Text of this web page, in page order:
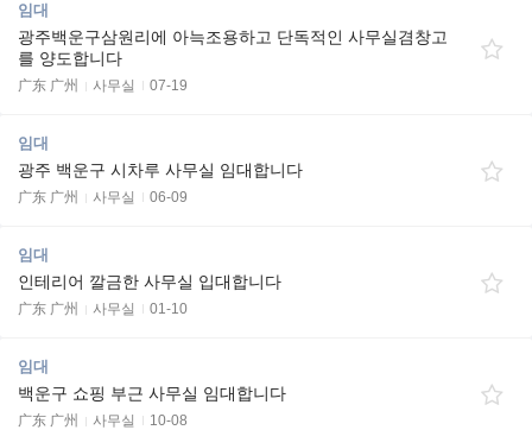
임대
광주백운구삼원리에 아늑조용하고 단독적인 사무실겸창고
를 양도합니다
广东 广州 사무실 07-19
임대
광주 백운구 시차루 사무실 임대합니다
广东 广州 사무실 06-09
임대
인테리어 깔금한 사무실 입대합니다
广东 广州 사무실 01-10
임대
백운구 쇼핑 부근 사무실 임대합니다
广东 广州 사무실 10-08